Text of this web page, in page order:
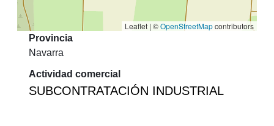
Leaflet | ©OpenStreetMapcontributors
Provincia
Navarra
Actividad comercial
SUBCONTRATACIÓN INDUSTRIAL